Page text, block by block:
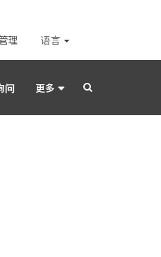
理 语言
问 更多